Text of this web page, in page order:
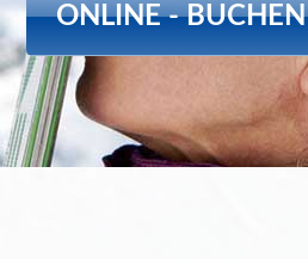
ONLINE - BUCHEN